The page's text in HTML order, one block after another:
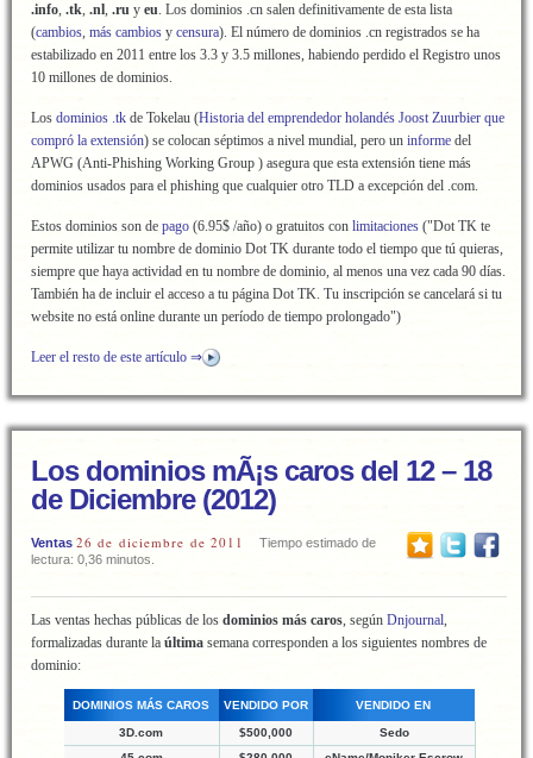
.info, .tk, .nl, .ru y eu. Los dominios .cn salen definitivamente de esta lista
(cambios, más cambios y censura). El número de dominios .cn registrados se ha
estabilizado en 2011 entre los 3.3 y 3.5 millones, habiendo perdido el Registro unos
10 millones de dominios.
Los dominios .tk de Tokelau (Historia del emprendedor holandés Joost Zuurbier que
compró la extensión) se colocan séptimos a nivel mundial, pero un informe del
APWG (Anti-Phishing Working Group ) asegura que esta extensión tiene más
dominios usados para el phishing que cualquier otro TLD a excepción del .com.
Estos dominios son de pago (6.95$ /año) o gratuitos con limitaciones ("Dot TK te
permite utilizar tu nombre de dominio Dot TK durante todo el tiempo que tú quieras,
siempre que haya actividad en tu nombre de dominio, al menos una vez cada 90 días.
También ha de incluir el acceso a tu página Dot TK. Tu inscripción se cancelará si tu
website no está online durante un período de tiempo prolongado")
Leer el resto de este artículo ⇒
Los dominios mÃ¡s caros del 12 – 18
de Diciembre (2012)
Ventas 26 de diciembre de 2011
Tiempo estimado de
lectura: 0,36 minutos.
Las ventas hechas públicas de los dominios más caros, según Dnjournal,
formalizadas durante la última semana corresponden a los siguientes nombres de
dominio:
DOMINIOS MÁS CAROS VENDIDO POR VENDIDO EN
3D.com $500,000
Sedo